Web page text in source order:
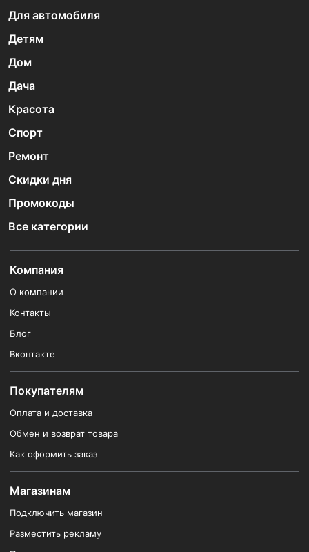
Для автомобиля
Детям
Дом
Дача
Красота
Спорт
Ремонт
Скидки дня
Промокоды
Все категории
Компания
О компании
Контакты
Блог
Вконтакте
Покупателям
Оплата и доставка
Обмен и возврат товара
Как оформить заказ
Магазинам
Подключить магазин
Разместить рекламу